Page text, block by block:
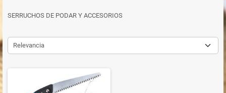
SERRUCHOS DE PODAR Y ACCESORIOS
Relevancia